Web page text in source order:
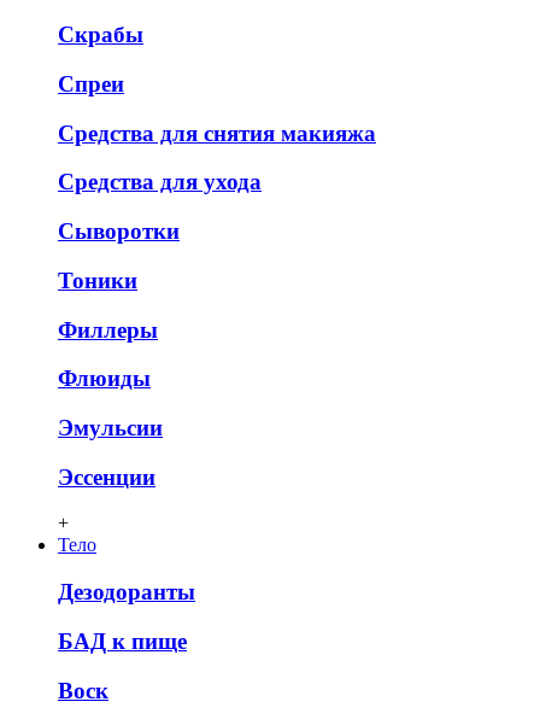
Скрабы
Спреи
Средства для снятия макияжа
Средства для ухода
Сыворотки
Тоники
Филлеры
Флюиды
Эмульсии
Эссенции
+
Тело
Дезодоранты
БАД к пище
Воск